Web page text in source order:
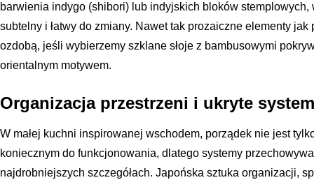
barwienia indygo (shibori) lub indyjskich bloków
subtelny i łatwy do zmiany. Nawet tak prozaiczne elementy
ozdobą, jeśli wybierzemy szklane słoje z bambusowymi
orientalnym motywem.
Organizacja przestrzeni i ukryte
W małej kuchni inspirowanej wschodem, porządek nie jest
koniecznym do funkcjonowania, dlatego systemy
najdrobniejszych szczegółach. Japońska sztuka organizacji,